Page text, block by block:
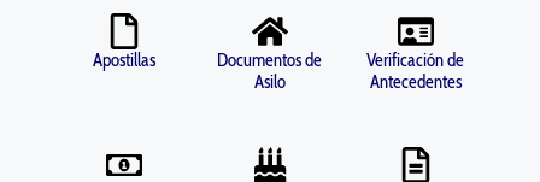
Apostillas
Documentos de
Asilo
Verificación de
Antecedentes